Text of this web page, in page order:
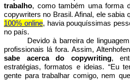
trabalho, como também uma forma
copywriters no Brasil. Afinal, ele sabia
100% online, havia pouquíssimas
no país.
Devido à barreira de
profissionais lá fora. Assim,
sabe acerca do copywriting,
estratégias, formatos e ideias. “Eu
gente para trabalhar comigo, nem